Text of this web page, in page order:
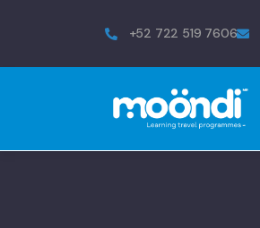
+52 722 519 7606